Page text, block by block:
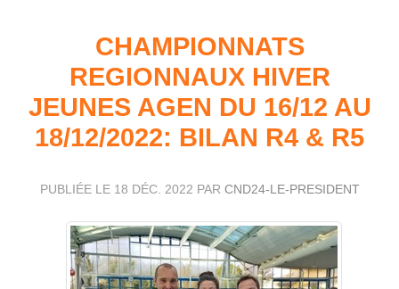
CHAMPIONNATS
REGIONNAUX HIVER
JEUNES AGEN DU 16/12 AU
18/12/2022: BILAN R4 & R5
PUBLIÉE LE 18 DÉC. 2022 PAR CND24-LE-PRESIDENT